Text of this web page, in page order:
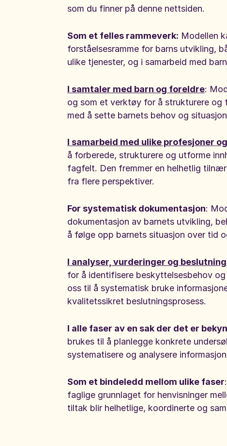
som du finner på denne nettsiden.
Som et felles rammeverk: Modellen
forståelsesramme for barns utvikling,
ulike tjenester, og i samarbeid med
I samtaler med barn og foreldre:
og som et verktøy for å strukturere og
med å sette barnets behov og
I samarbeid med ulike profesjoner
å forberede, strukturere og utforme
fagfelt. Den fremmer en helhetlig
fra flere perspektiver.
For systematisk dokumentasjon:
dokumentasjon av barnets utvikling,
å følge opp barnets situasjon over tid
I analyser, vurderinger og
for å identifisere beskyttelsesbehov
oss til å systematisk bruke
kvalitetssikret beslutningsprosess.
I alle faser av en sak der det er
brukes til å planlegge konkrete
systematisere og analysere
Som et bindeledd mellom ulike faser
faglige grunnlaget for henvisninger
tiltak blir helhetlige, koordinerte og